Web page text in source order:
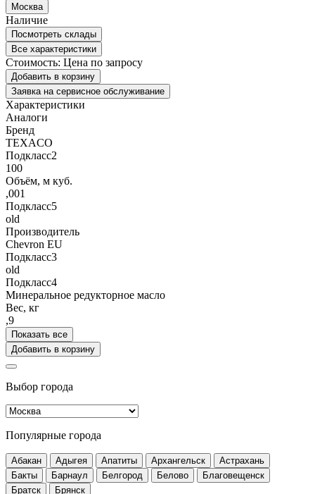
Москва
Наличие
Посмотреть склады
Все характеристики
Стоимость: Цена по запросу
Добавить в корзину
Заявка на сервисное обслуживание
Характеристики
Аналоги
Бренд
TEXACO
Подкласс2
100
Объём, м куб.
,001
Подкласс5
old
Производитель
Chevron EU
Подкласс3
old
Подкласс4
Минеральное редукторное масло
Вес, кг
,9
Показать все
Добавить в корзину
Выбор города
Популярные города
Абакан Адыгея Апатиты Архангельск
Астрахань
Бакты
Барнаул Белгород Белово
Благовещенск
Братск
Брянск